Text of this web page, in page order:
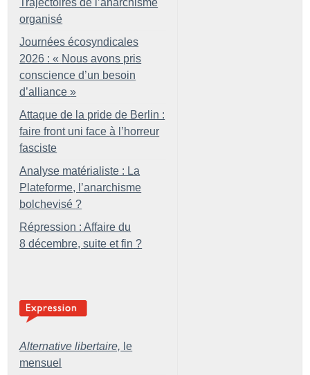
Trajectoires de l’anarchisme
organisé
Journées écosyndicales
2026 : « Nous avons pris
conscience d’un besoin
d’alliance »
Attaque de la pride de Berlin :
faire front uni face à l’horreur
fasciste
Analyse matérialiste : La
Plateforme, l’anarchisme
bolchevisé ?
Répression : Affaire du
8 décembre, suite et fin ?
Alternative libertaire, le
mensuel